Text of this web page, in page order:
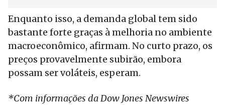
Enquanto isso, a demanda global tem sido
bastante forte graças à melhoria no ambiente
macroeconômico, afirmam. No curto prazo, os
preços provavelmente subirão, embora
possam ser voláteis, esperam.
*Com informações da Dow Jones Newswires